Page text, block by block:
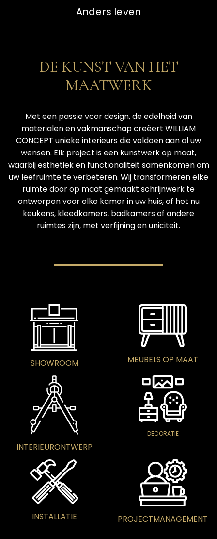
Anders leven
DE KUNST VAN HET
MAATWERK
Met een passie voor design, de edelheid van
materialen en vakmanschap creëert WILLIAM
CONCEPT unieke interieurs die voldoen aan al uw
wensen. Elk project is een kunstwerk op maat,
waarbij esthetiek en functionaliteit samenkomen om
uw leefruimte te verbeteren. Wij transformeren elke
ruimte door op maat gemaakt schrijnwerk te
ontwerpen voor elke kamer in uw huis, of het nu
keukens, kleedkamers, badkamers of andere
ruimtes zijn, met verfijning en uniciteit.
SHOWROOM MEUBELS OP MAAT
INTERIEURONTWERP
DECORATIE
INSTALLATIE PROJECTMANAGEMENT